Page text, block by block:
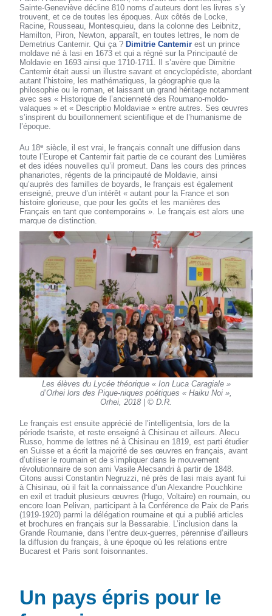
Sainte-Geneviève décline 810 noms d’auteurs dont les livres s’y
trouvent, et ce de toutes les époques. Aux côtés de Locke,
Racine, Rousseau, Montesquieu, dans la colonne des Leibnitz,
Hamilton, Piron, Newton, apparaît, en toutes lettres, le nom de
Demetrius Cantemir. Qui ça ? Dimitrie Cantemir est un prince
moldave né à Iasi en 1673 et qui a régné sur la Principauté de
Moldavie en 1693 ainsi que 1710-1711. Il s’avère que Dimitrie
Cantemir était aussi un illustre savant et encyclopédiste, abordant
autant l’histoire, les mathématiques, la géographie que la
philosophie ou le roman, et laissant un grand héritage notamment
avec ses « Historique de l’ancienneté des Roumano-moldo-
valaques » et « Descriptio Moldaviae » entre autres. Ses œuvres
s’inspirent du bouillonnement scientifique et de l’humanisme de
l’époque.
Au 18e siècle, il est vrai, le français connaît une diffusion dans
toute l’Europe et Cantemir fait partie de ce courant des Lumières
et des idées nouvelles qu’il promeut. Dans les cours des princes
phanariotes, régents de la principauté de Moldavie, ainsi
qu’auprès des familles de boyards, le français est également
enseigné, preuve d’un intérêt « autant pour la France et son
histoire glorieuse, que pour les goûts et les manières des
Français en tant que contemporains ». Le français est alors une
marque de distinction.
Les élèves du Lycée théorique « Ion Luca Caragiale »
d’Orhei lors des Pique-niques poétiques « Haiku Noi »,
Orhei, 2018 | © D.R.
Le français est ensuite apprécié de l’intelligentsia, lors de la
période tsariste, et reste enseigné à Chisinau et ailleurs. Alecu
Russo, homme de lettres né à Chisinau en 1819, est parti étudier
en Suisse et a écrit la majorité de ses œuvres en français, avant
d’utiliser le roumain et de s’impliquer dans le mouvement
révolutionnaire de son ami Vasile Alecsandri à partir de 1848.
Citons aussi Constantin Negruzzi, né près de Iasi mais ayant fui
à Chisinau, où il fait la connaissance d’un Alexandre Pouchkine
en exil et traduit plusieurs œuvres (Hugo, Voltaire) en roumain, ou
encore Ioan Pelivan, participant à la Conférence de Paix de Paris
(1919-1920) parmi la délégation roumaine et qui a publié articles
et brochures en français sur la Bessarabie. L’inclusion dans la
Grande Roumanie, dans l’entre deux-guerres, pérennise d’ailleurs
la diffusion du français, à une époque où les relations entre
Bucarest et Paris sont foisonnantes.
Un pays épris pour le